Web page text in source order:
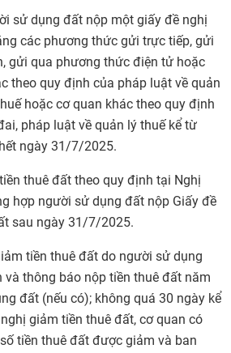
sử dụng đất nộp một giấy đề nghị
các phương thức gửi trực tiếp, gửi
gửi qua phương thức điện tử hoặc
theo quy định của pháp luật về quản
hoặc cơ quan khác theo quy định
pháp luật về quản lý thuế kể từ
ngày 31/7/2025.
thuê đất theo quy định tại Nghị
hợp người sử dụng đất nộp Giấy đề
sau ngày 31/7/2025.
tiền thuê đất do người sử dụng
thông báo nộp tiền thuê đất năm
đất (nếu có); không quá 30 ngày kể
giảm tiền thuê đất, cơ quan có
tiền thuê đất được giảm và ban